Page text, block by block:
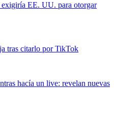
exigiría EE. UU. para otorgar
tras citarlo por TikTok
hacía un live: revelan nuevas